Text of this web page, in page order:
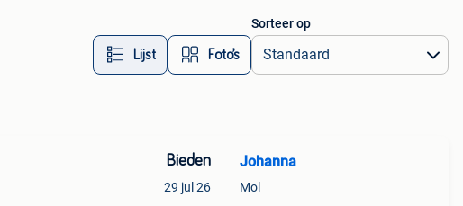
Lijst Foto’s
Sorteer op
Bieden
29 jul 26
Johanna
Mol